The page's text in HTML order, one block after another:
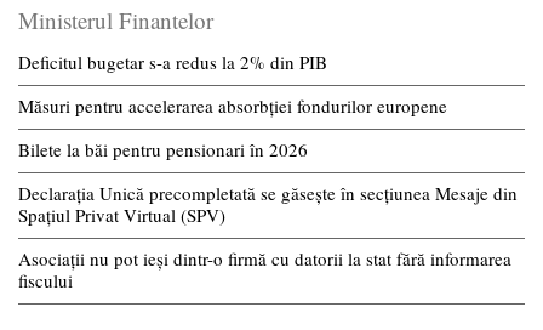
Ministerul Finantelor
Deficitul bugetar s-a redus la 2% din PIB
Măsuri pentru accelerarea absorbției fondurilor europene
Bilete la băi pentru pensionari în 2026
Declarația Unică precompletată se găsește în secțiunea Mesaje din
Spațiul Privat Virtual (SPV)
Asociații nu pot ieși dintr-o firmă cu datorii la stat fără informarea
fiscului